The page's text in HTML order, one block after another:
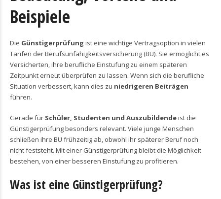
Beispiele
Die Günstigerprüfung ist eine wichtige Vertragsoption in vielen
Tarifen der Berufsunfähigkeitsversicherung (BU). Sie ermöglicht es
Versicherten, ihre berufliche Einstufung zu einem späteren
Zeitpunkt erneut überprüfen zu lassen. Wenn sich die berufliche
Situation verbessert, kann dies zu niedrigeren Beiträgen
führen.
Gerade für Schüler, Studenten und Auszubildendeist die
Günstigerprüfung besonders relevant. Viele junge Menschen
schließen ihre BU frühzeitig ab, obwohl ihr späterer Beruf noch
nicht feststeht. Mit einer Günstigerprüfung bleibt die Möglichkeit
bestehen, von einer besseren Einstufung zu profitieren.
Was ist eine Günstigerprüfung?